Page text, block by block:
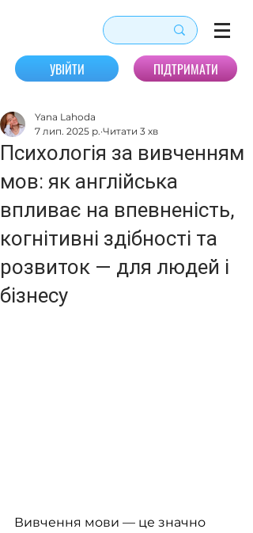
УВІЙТИ ПІДТРИМАТИ
Психологія за вивченням
мов: як англійська
впливає на впевненість,
когнітивні здібності та
розвиток — для людей і
бізнесу
Yana Lahoda
7 лип. 2025 р. Читати 3 хв
Вивчення мови — це значно